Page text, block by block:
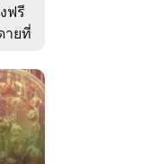
ฟรี
ายที่